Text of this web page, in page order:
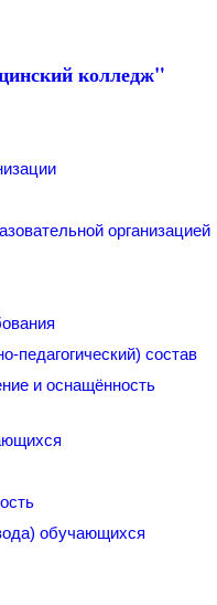
колледж"
организацией
педагогический) состав
и оснащённость
обучающихся